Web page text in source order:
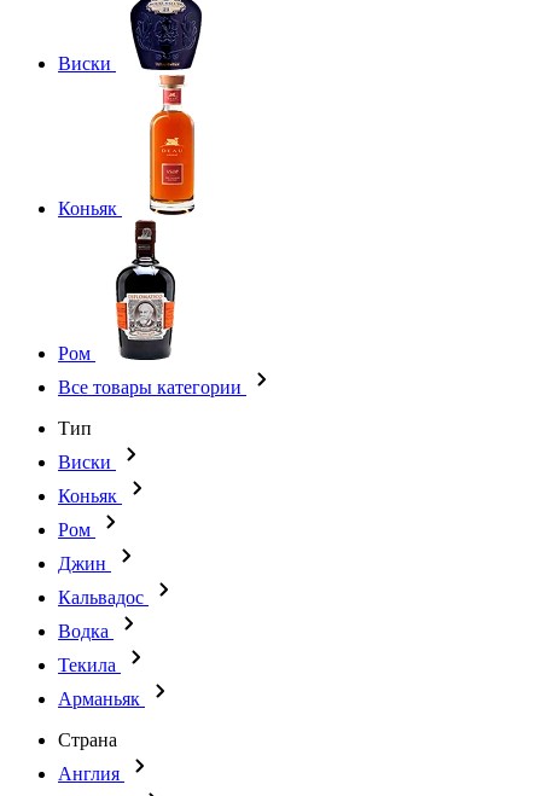
Виски
Коньяк
Ром
Все товары категории
Тип
Виски
Коньяк
Ром
Джин
Кальвадос
Водка
Текила
Арманьяк
Страна
Англия